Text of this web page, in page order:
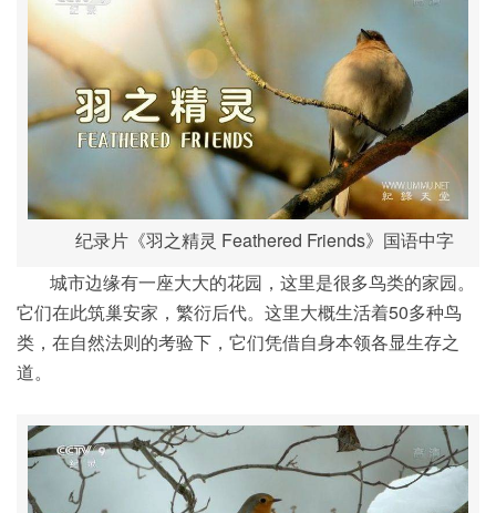
纪录片《羽之精灵 Feathered Friends》国语中字
城市边缘有一座大大的花园，这里是很多鸟类的家园。
它们在此筑巢安家，繁衍后代。这里大概生活着50多种鸟
类，在自然法则的考验下，它们凭借自身本领各显生存之
道。